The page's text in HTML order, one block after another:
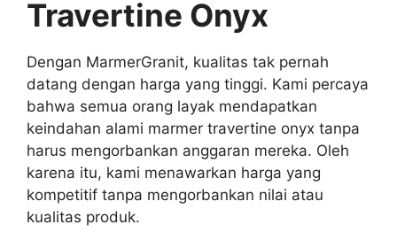
Travertine Onyx
Dengan MarmerGranit, kualitas tak pernah
datang dengan harga yang tinggi. Kami percaya
bahwa semua orang layak mendapatkan
keindahan alami marmer travertine onyx tanpa
harus mengorbankan anggaran mereka. Oleh
karena itu, kami menawarkan harga yang
kompetitif tanpa mengorbankan nilai atau
kualitas produk.